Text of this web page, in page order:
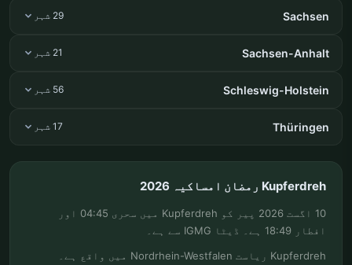
Sachsen 29 شہر
Sachsen-Anhalt 21 شہر
Schleswig-Holstein 56 شہر
Thüringen 17 شہر
Kupferdreh رمضان امساکیہ 2026
10 اگست 2026 پیر کو Kupferdreh میں سحری 04:45 اور
افطار 18:49 ہے۔ ڈیٹا IGMG سے ہے۔
Kupferdreh ریاست Nordrhein-Westfalen میں واقع ہے۔